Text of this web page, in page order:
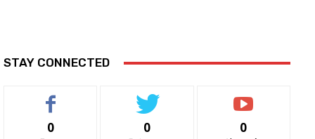
STAY CONNECTED
0 0 0